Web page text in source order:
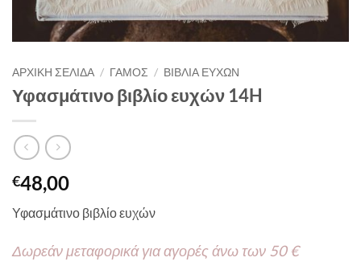
ΑΡΧΙΚΉ ΣΕΛΊΔΑ / ΓΑΜΟΣ / ΒΙΒΛΙΑ ΕΥΧΩΝ
Υφασμάτινο βιβλίο ευχών 14H
€48,00
Υφασμάτινο βιβλίο ευχών
Δωρεάν μεταφορικά για αγορές άνω των 50 €